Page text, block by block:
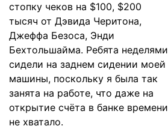
стопку чеков на $100, $200
тысяч от Дэвида Черитона,
Джеффа Безоса, Энди
Бехтольшайма. Ребята неделями
сидели на заднем сидении моей
машины, поскольку я была так
занята на работе, что даже на
открытие счёта в банке времени
не хватало.